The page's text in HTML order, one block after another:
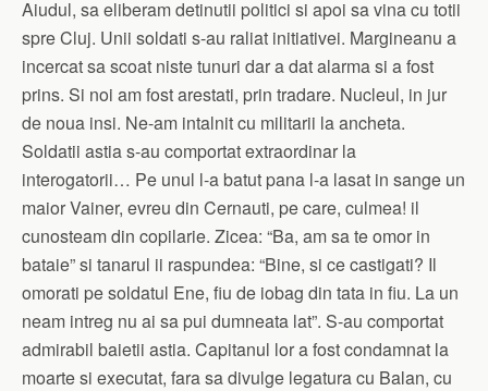
Aiudul, sa eliberam detinutii politici si apoi sa vina cu totii
spre Cluj. Unii soldati s-au raliat initiativei. Margineanu a
incercat sa scoat niste tunuri dar a dat alarma si a fost
prins. Si noi am fost arestati, prin tradare. Nucleul, in jur
de noua insi. Ne-am intalnit cu militarii la ancheta.
Soldatii astia s-au comportat extraordinar la
interogatorii… Pe unul l-a batut pana l-a lasat in sange un
maior Vainer, evreu din Cernauti, pe care, culmea! il
cunosteam din copilarie. Zicea: “Ba, am sa te omor in
bataie” si tanarul ii raspundea: “Bine, si ce castigati? Il
omorati pe soldatul Ene, fiu de iobag din tata in fiu. La un
neam intreg nu ai sa pui dumneata lat”. S-au comportat
admirabil baietii astia. Capitanul lor a fost condamnat la
moarte si executat, fara sa divulge legatura cu Balan, cu